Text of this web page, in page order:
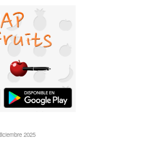
2025